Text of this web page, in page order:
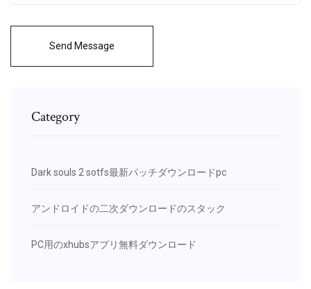
Send Message
Category
Dark souls 2 sotfs最新パッチダウンロードpc
アンドロイドの二次ダウンロードのスタック
PC用のxhubsアプリ無料ダウンロード